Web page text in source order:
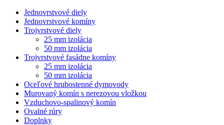
Jednovrstvové diely
Jednovrstvové komíny
Trojvrstvové diely
25 mm izolácia
50 mm izolácia
Trojvrstvové fasádne komíny
25 mm izolácia
50 mm izolácia
Oceľové hrubostenné dymovody
Murovaný komín s nerezovou vložkou
Vzduchovo-spalinový komín
Ovalné rúry
Doplnky